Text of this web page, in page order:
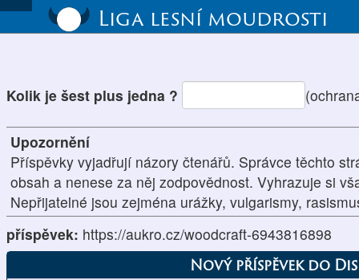
Liga lesní moudrosti
Kolik je šest plus jedna ?
Upozornění
Příspěvky vyjadřují názory čtenářů. Správce těchto
obsah a nenese za něj zodpovědnost. Vyhrazuje si
Nepřijatelné jsou zejména urážky, vulgarismy,
příspěvek: https://aukro.cz/woodcraft-6943816898
Nový příspěvek do